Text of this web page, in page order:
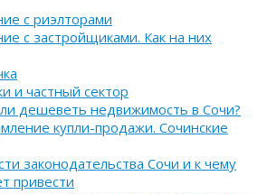
с риэлторами
с застройщиками. Как на них
и частный сектор
дешеветь недвижимость в Сочи?
купли-продажи. Сочинские
законодательства Сочи и к чему
привести